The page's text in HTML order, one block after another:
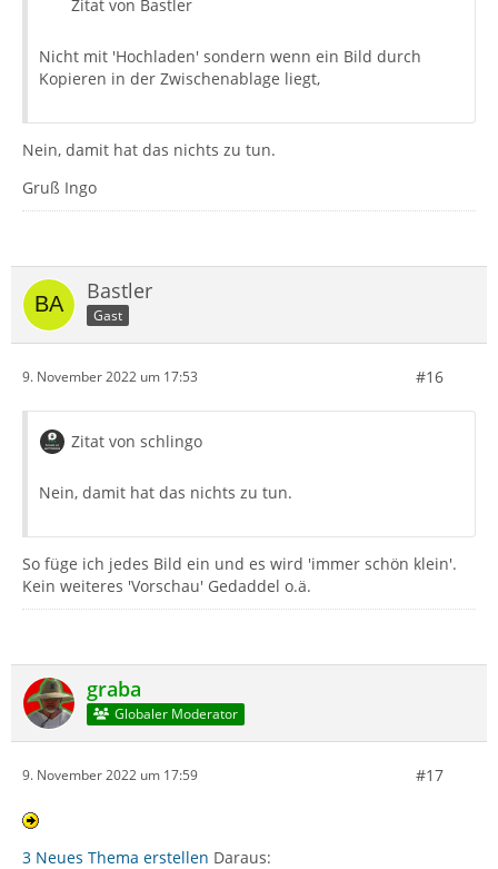
Zitat von Bastler
Nicht mit 'Hochladen' sondern wenn ein Bild durch
Kopieren in der Zwischenablage liegt,
Nein, damit hat das nichts zu tun.
Gruß Ingo
Bastler
Gast
9. November 2022 um 17:53 #16
Zitat von schlingo
Nein, damit hat das nichts zu tun.
So füge ich jedes Bild ein und es wird 'immer schön klein'.
Kein weiteres 'Vorschau' Gedaddel o.ä.
graba
Globaler Moderator
9. November 2022 um 17:59 #17
3 Neues Thema erstellen Daraus: